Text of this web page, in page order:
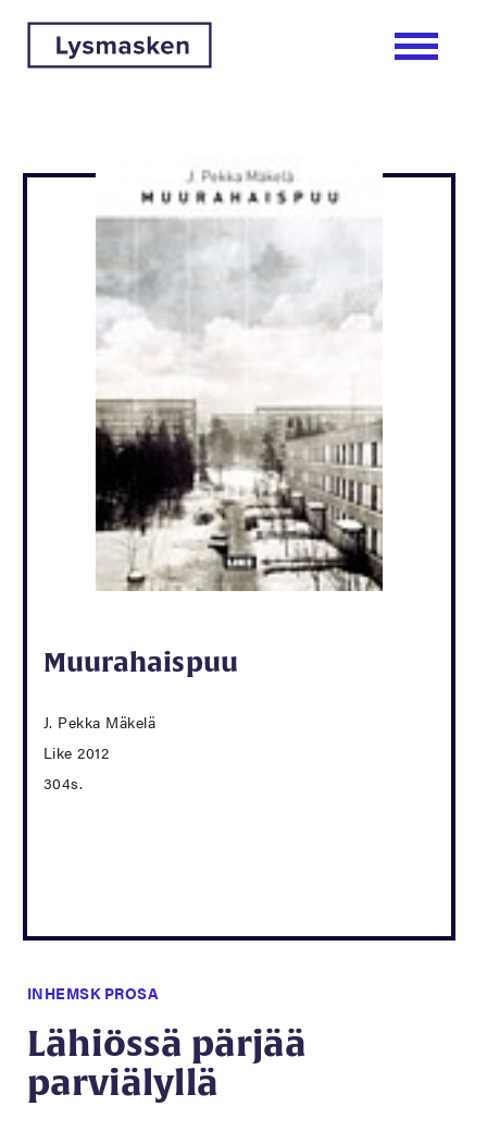
Muurahaispuu
J. Pekka Mäkelä
Like 2012
304s.
INHEMSK PROSA
Lähiössä pärjää
parviälyllä